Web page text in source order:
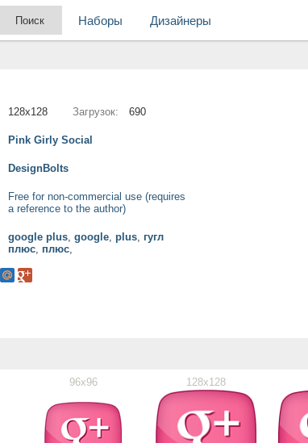
Наборы Дизайнеры
128x128 Загрузок: 690
Pink Girly Social
DesignBolts
Free for non-commercial use (requires
a reference to the author)
google plus, google, plus, гугл
плюс, плюс,
96x96 128x128